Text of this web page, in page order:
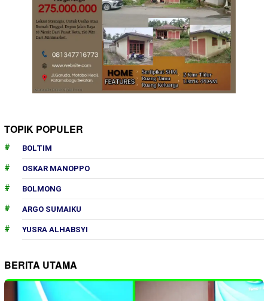
TOPIK POPULER
BOLTIM
OSKAR MANOPPO
BOLMONG
ARGO SUMAIKU
YUSRA ALHABSYI
BERITA UTAMA